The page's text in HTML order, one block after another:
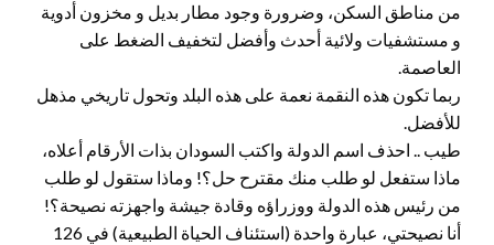
من مناطق السكن، وضرورة وجود مطار بديل و مخزون أدوية
و مستشفيات ولائية أحدث وأفضل لتخفيف الضغط على
العاصمة.
ربما تكون هذه النقمة نعمة على هذه البلد وتحول تاريخي مذهل
للأفضل.
طيب .. احذف اسم الدولة واكتب السودان بذات الأرقام أعلاه،
ماذا ستفعل لو طلب منك مقترح حل؟! وماذا ستقول لو طلب
من رئيس هذه الدولة ووزراؤه وقادة جيشة واجهزته نصيحة؟!
أنا نصيحتي، عبارة واحدة (استئناف الحياة الطبيعية) في 126